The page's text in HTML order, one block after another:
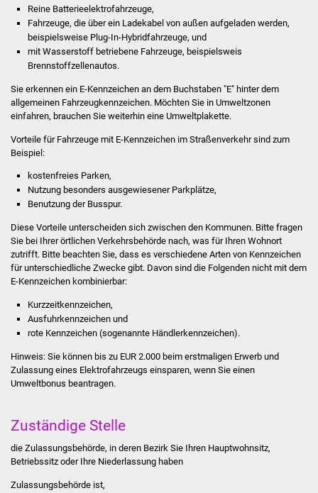
Kontakt
Veröffentlichungen
Ortsrecht
Stadtinfo
Jubiläumsjahr 2021
Partnerstädte
Sanierung Hallenbad
Presse
Reine Batterieelektrofahrzeuge,
Fahrzeuge, die über ein Ladekabel von außen aufgeladen werden,
beispielsweise Plug-In-Hybridfahrzeuge, und
mit Wasserstoff betriebene Fahrzeuge, beispielsweis
Brennstoffzellenautos.
Sie erkennen ein E-Kennzeichen an dem Buchstaben "E" hinter dem
allgemeinen Fahrzeugkennzeichen. Möchten Sie in Umweltzonen
einfahren, brauchen Sie weiterhin eine Umweltplakette.
Vorteile für Fahrzeuge mit E-Kennzeichen im Straßenverkehr sind zum
Beispiel:
kostenfreies Parken,
Nutzung besonders ausgewiesener Parkplätze,
Benutzung der Busspur.
Diese Vorteile unterscheiden sich zwischen den Kommunen. Bitte fragen
Sie bei Ihrer örtlichen Verkehrsbehörde nach, was für Ihren Wohnort
zutrifft. Bitte beachten Sie, dass es verschiedene Arten von Kennzeichen
für unterschiedliche Zwecke gibt. Davon sind die Folgenden nicht mit dem
E-Kennzeichen kombinierbar:
Kurzzeitkennzeichen,
Ausfuhrkennzeichen und
rote Kennzeichen (sogenannte Händlerkennzeichen).
Hinweis: Sie können bis zu EUR 2.000 beim erstmaligen Erwerb und
Zulassung eines Elektrofahrzeugs einsparen, wenn Sie einen
Umweltbonus beantragen.
Zuständige Stelle
die Zulassungsbehörde, in deren Bezirk Sie Ihren Hauptwohnsitz,
Betriebssitz oder Ihre Niederlassung haben
Zulassungsbehörde ist,